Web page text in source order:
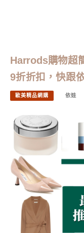
Harrods購物超
9折折扣，快跟
歐美精品網購 依娃